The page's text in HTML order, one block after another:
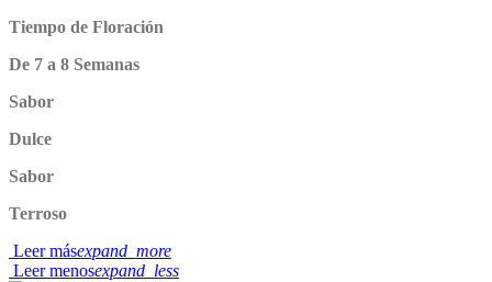
Tiempo de Floración
De 7 a 8 Semanas
Sabor
Dulce
Sabor
Terroso
Leer másexpand_more
Leer menosexpand_less